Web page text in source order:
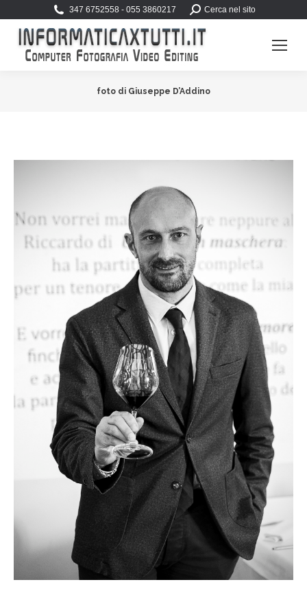
347 6752558 - 055 3860217 Search:Cerca nel sito
foto di Giuseppe D’Addino